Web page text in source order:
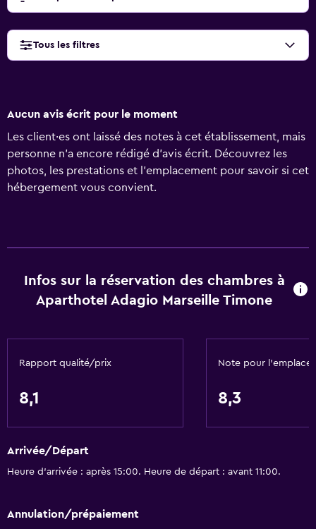
Tous les filtres
Aucun avis écrit pour le moment
Les client·es ont laissé des notes à cet établissement, mais
personne n’a encore rédigé d’avis écrit. Découvrez les
photos, les prestations et l’emplacement pour savoir si cet
hébergement vous convient.
Infos sur la réservation des chambres à
Aparthotel Adagio Marseille Timone
Rapport qualité/prix
8,1
Note pour
8,3
Arrivée/Départ
Heure d’arrivée : après 15:00. Heure de départ : avant 11:00.
Annulation/prépaiement